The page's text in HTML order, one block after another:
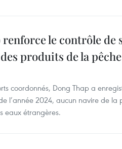
renforce le contrôle de
produits de la pêche
coordonnés, Dong Thap a
l’année 2024, aucun navire de la
eaux étrangères.